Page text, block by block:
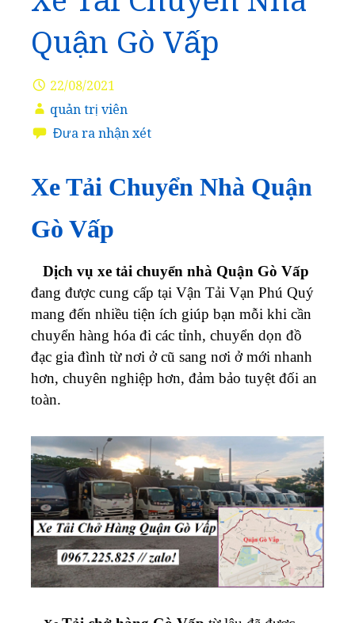
Quận Gò Vấp
22/08/2021
quản trị viên
Đưa ra nhận xét
Xe Tải Chuyển Nhà Quận
Gò Vấp
Dịch vụ xe tải chuyển nhà Quận Gò Vấp
đang được cung cấp tại Vận Tải Vạn Phú Quý
mang đến nhiều tiện ích giúp bạn mỗi khi cần
chuyển hàng hóa đi các tỉnh, chuyển dọn đồ
đạc gia đình từ nơi ở cũ sang nơi ở mới nhanh
hơn, chuyên nghiệp hơn, đảm bảo tuyệt đối an
toàn.